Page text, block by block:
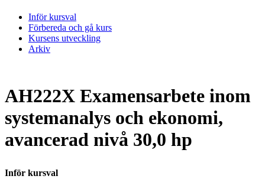
Inför kursval
Förbereda och gå kurs
Kursens utveckling
Arkiv
AH222X Examensarbete inom
systemanalys och ekonomi,
avancerad nivå 30,0 hp
Inför kursval